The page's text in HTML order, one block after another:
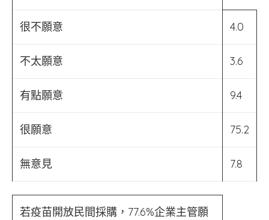
很不願意 4.0
不太願意 3.6
有點願意 9.4
很願意 75.2
無意見 7.8
若疫苗開放民間採購，77.6%企業主管願